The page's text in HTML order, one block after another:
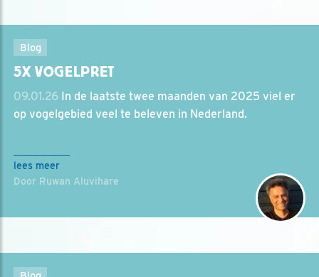
Blog
5X VOGELPRET
09.01.26 In de laatste twee maanden van 2025 viel er
op vogelgebied veel te beleven in Nederland.
lees meer
Door Ruwan Aluvihare